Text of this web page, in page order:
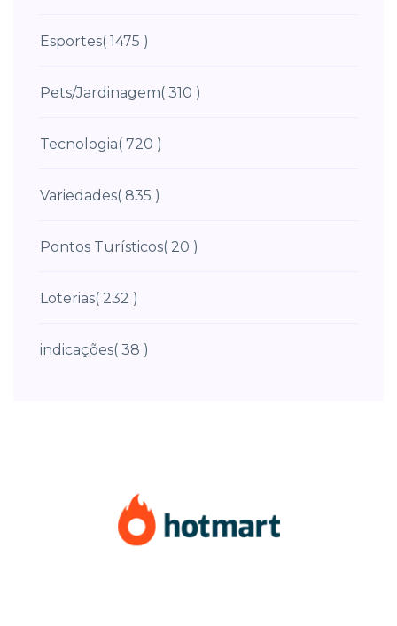
Esportes( 1475 )
Pets/Jardinagem( 310 )
Tecnologia( 720 )
Variedades( 835 )
Pontos Turísticos( 20 )
Loterias( 232 )
indicações( 38 )